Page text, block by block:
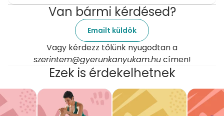
Van bármi kérdésed?
Emailt küldök
Vagy kérdezz tőlünk nyugodtan a
szerintem@gyerunkanyukam.hucímen!
Ezek is érdekelhetnek